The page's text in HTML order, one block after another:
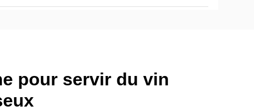
pour servir du vin